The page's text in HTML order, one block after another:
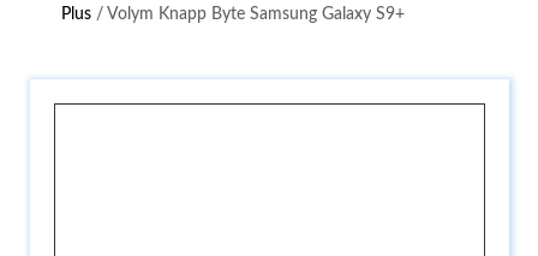
Plus / Volym Knapp Byte Samsung Galaxy S9+